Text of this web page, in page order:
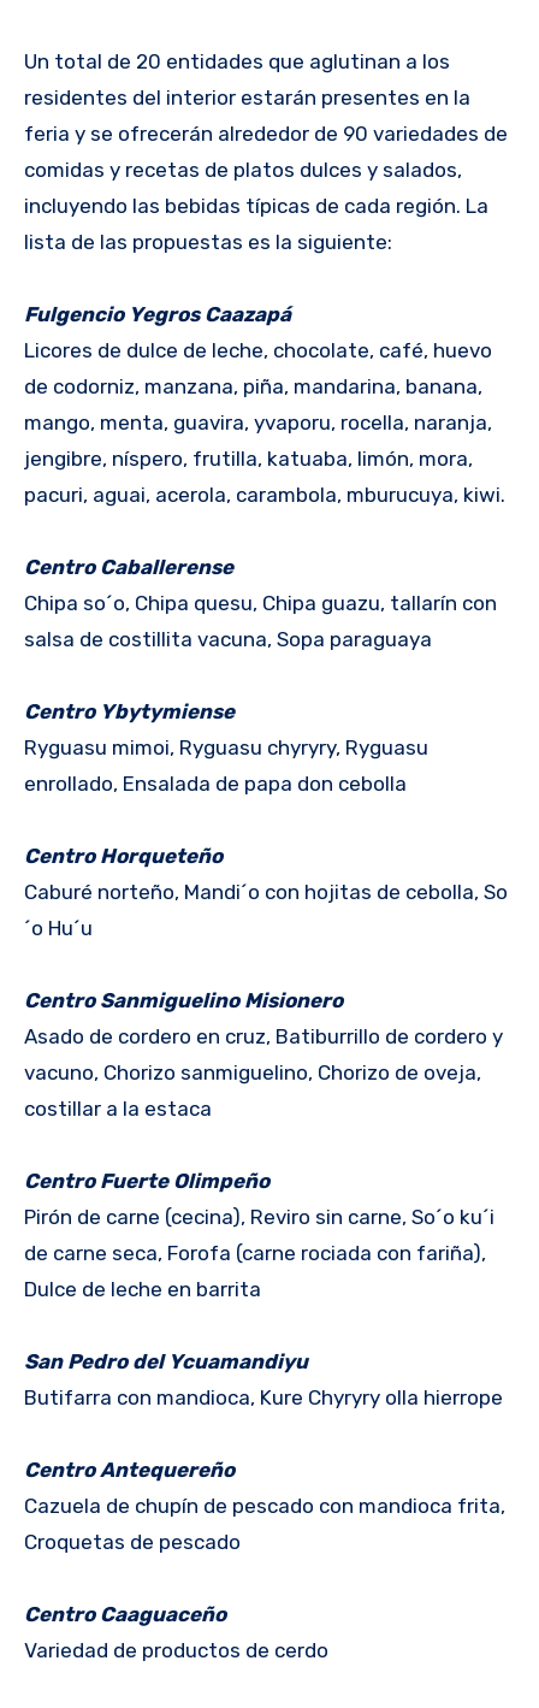
Un total de 20 entidades que aglutinan a los
residentes del interior estarán presentes en la
feria y se ofrecerán alrededor de 90 variedades de
comidas y recetas de platos dulces y salados,
incluyendo las bebidas típicas de cada región. La
lista de las propuestas es la siguiente:
Fulgencio Yegros Caazapá
Licores de dulce de leche, chocolate, café, huevo
de codorniz, manzana, piña, mandarina, banana,
mango, menta, guavira, yvaporu, rocella, naranja,
jengibre, níspero, frutilla, katuaba, limón, mora,
pacuri, aguai, acerola, carambola, mburucuya, kiwi.
Centro Caballerense
Chipa so´o, Chipa quesu, Chipa guazu, tallarín con
salsa de costillita vacuna, Sopa paraguaya
Centro Ybytymiense
Ryguasu mimoi, Ryguasu chyryry, Ryguasu
enrollado, Ensalada de papa don cebolla
Centro Horqueteño
Caburé norteño, Mandi´o con hojitas de cebolla, So
´o Hu´u
Centro Sanmiguelino Misionero
Asado de cordero en cruz, Batiburrillo de cordero y
vacuno, Chorizo sanmiguelino, Chorizo de oveja,
costillar a la estaca
Centro Fuerte Olimpeño
Pirón de carne (cecina), Reviro sin carne, So´o ku´i
de carne seca, Forofa (carne rociada con fariña),
Dulce de leche en barrita
San Pedro del Ycuamandiyu
Butifarra con mandioca, Kure Chyryry olla hierrope
Centro Antequereño
Cazuela de chupín de pescado con mandioca frita,
Croquetas de pescado
Centro Caaguaceño
Variedad de productos de cerdo